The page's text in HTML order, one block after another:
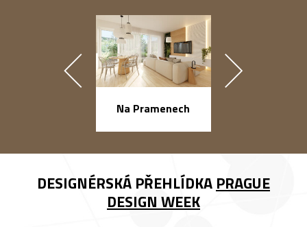
Na Pramenech
DESIGNÉRSKÁ PŘEHLÍDKA PRAGUE
DESIGN WEEK